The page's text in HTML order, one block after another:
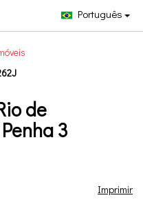
Português
de
3
Imprimir